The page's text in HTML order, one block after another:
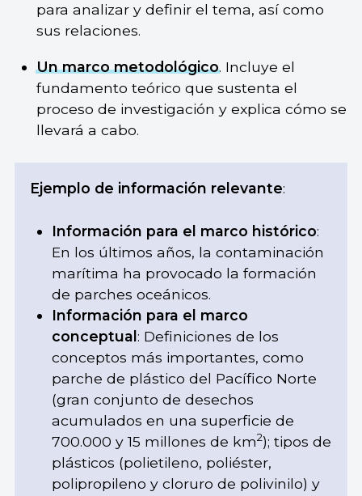
para analizar y definir el tema, así como
sus relaciones.
Un marco metodológico. Incluye el
fundamento teórico que sustenta el
proceso de investigación y explica cómo se
llevará a cabo.
Ejemplo de información relevante:
Información para el marco histórico:
En los últimos años, la contaminación
marítima ha provocado la formación
de parches oceánicos.
Información para el marco
conceptual : Definiciones de los
conceptos más importantes, como
parche de plástico del Pacífico Norte
(gran conjunto de desechos
acumulados en una superficie de
700.000 y 15 millones de km2); tipos de
plásticos (polietileno, poliéster,
polipropileno y cloruro de polivinilo) y